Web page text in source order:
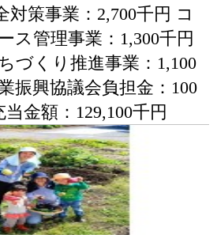
対策事業：2,700千円 コ
ス管理事業：1,300千円
づくり推進事業：1,100
振興協議会負担金：100
金額：129,100千円